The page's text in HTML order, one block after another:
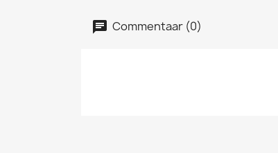
Commentaar (0)